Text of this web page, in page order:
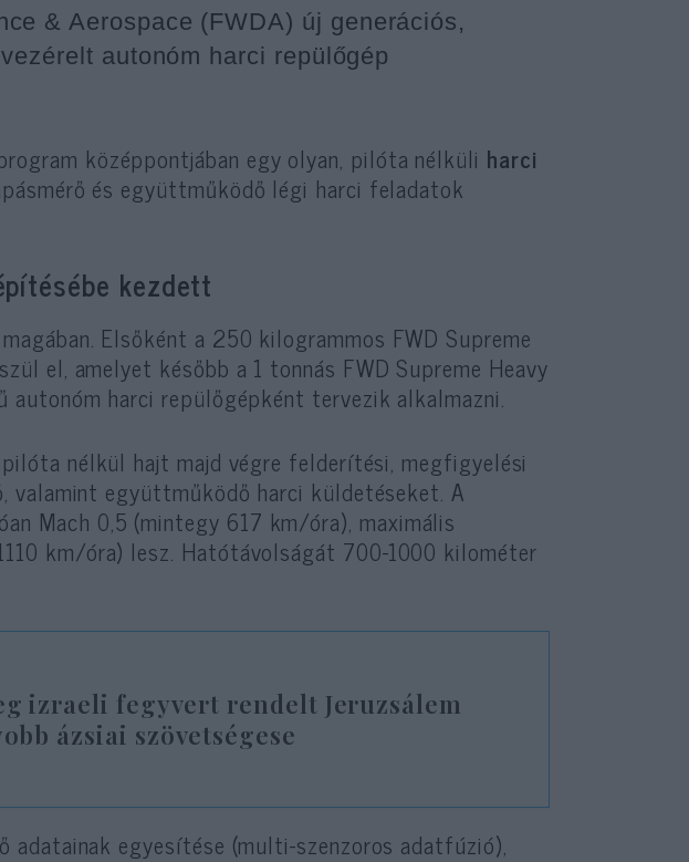
& Aerospace (FWDA) új generációs,
autonóm harci repülőgép
középpontjában egy olyan, pilóta nélküli harci
és együttműködő légi harci feladatok
kezdett
Elsőként a 250 kilogrammos FWD Supreme
el, amelyet később a 1 tonnás FWD Supreme Heavy
harci repülőgépként tervezik alkalmazni.
nélkül hajt majd végre felderítési, megfigyelési
valamint együttműködő harci küldetéseket. A
Mach 0,5 (mintegy 617 km/óra), maximális
km/óra) lesz. Hatótávolságát 700-1000 kilométer
izraeli fegyvert rendelt Jeruzsálem
ázsiai szövetségese
adatainak egyesítése (multi-szenzoros adatfúzió),